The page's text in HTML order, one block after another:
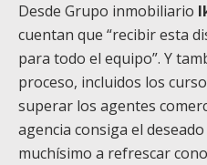
Desde Grupo inmobiliario
cuentan que “recibir esta
para todo el equipo”. Y
proceso, incluidos los
superar los agentes
agencia consiga el
muchísimo a refrescar